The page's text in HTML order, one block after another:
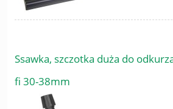
Ssawka, szczotka duża do
fi 30-38mm